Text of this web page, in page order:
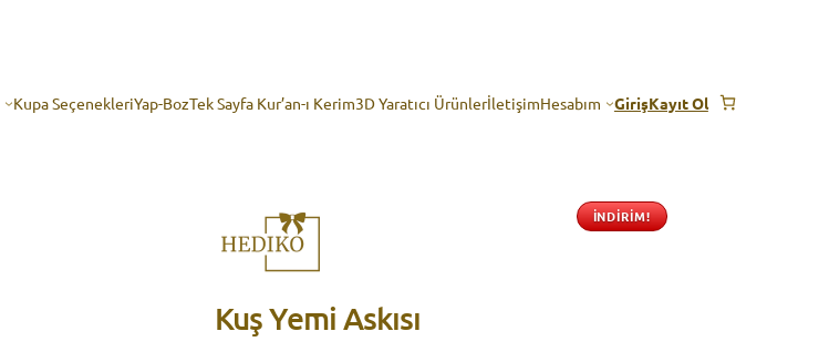
Kupa SeçenekleriYap-BozTek Sayfa Kur’an-ı Kerim3D Yaratıcı ÜrünlerİletişimHesabım GirişKayıt Ol
İNDIRIM!
Kuş Yemi Askısı